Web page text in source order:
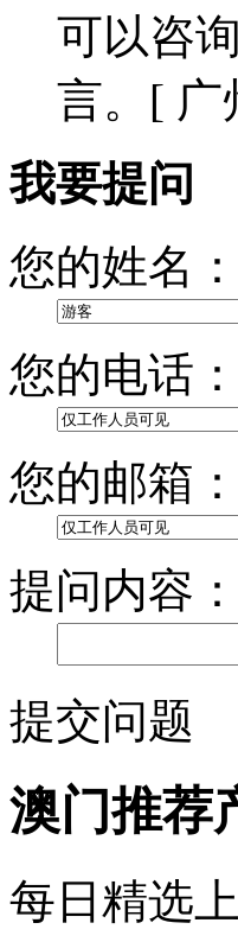
可以咨
言。 [ 广
我要提问
您的姓名：
您的电话：
您的邮箱：
提问内容：
提交问题
澳门推荐
每日精选